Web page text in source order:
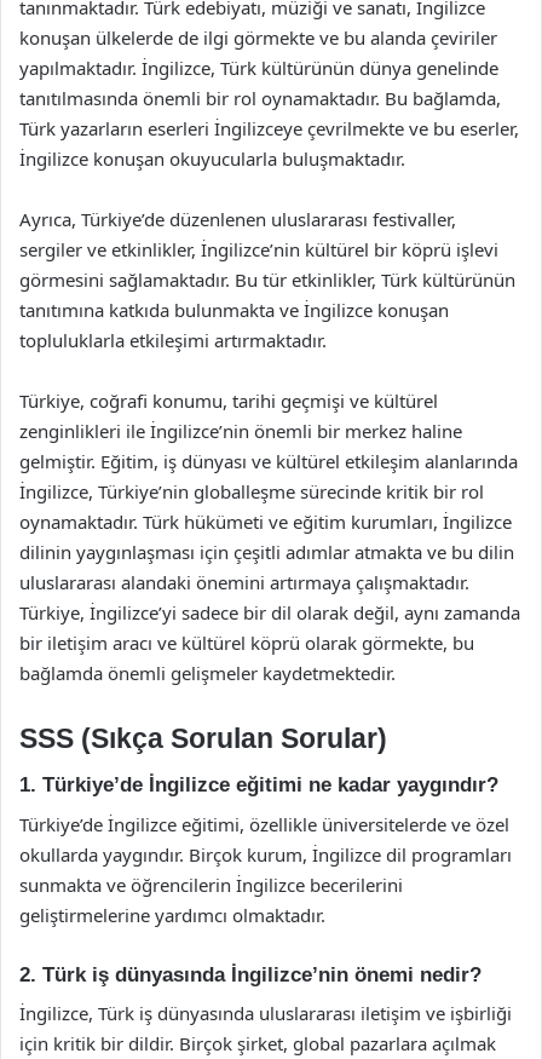
tanınmaktadır. Türk edebiyatı, müziği ve sanatı, İngilizce
konuşan ülkelerde de ilgi görmekte ve bu alanda çeviriler
yapılmaktadır. İngilizce, Türk kültürünün dünya genelinde
tanıtılmasında önemli bir rol oynamaktadır. Bu bağlamda,
Türk yazarların eserleri İngilizceye çevrilmekte ve bu eserler,
İngilizce konuşan okuyucularla buluşmaktadır.
Ayrıca, Türkiye’de düzenlenen uluslararası festivaller,
sergiler ve etkinlikler, İngilizce’nin kültürel bir köprü işlevi
görmesini sağlamaktadır. Bu tür etkinlikler, Türk kültürünün
tanıtımına katkıda bulunmakta ve İngilizce konuşan
topluluklarla etkileşimi artırmaktadır.
Türkiye, coğrafi konumu, tarihi geçmişi ve kültürel
zenginlikleri ile İngilizce’nin önemli bir merkez haline
gelmiştir. Eğitim, iş dünyası ve kültürel etkileşim alanlarında
İngilizce, Türkiye’nin globalleşme sürecinde kritik bir rol
oynamaktadır. Türk hükümeti ve eğitim kurumları, İngilizce
dilinin yaygınlaşması için çeşitli adımlar atmakta ve bu dilin
uluslararası alandaki önemini artırmaya çalışmaktadır.
Türkiye, İngilizce’yi sadece bir dil olarak değil, aynı zamanda
bir iletişim aracı ve kültürel köprü olarak görmekte, bu
bağlamda önemli gelişmeler kaydetmektedir.
SSS (Sıkça Sorulan Sorular)
1. Türkiye’de İngilizce eğitimi ne kadar yaygındır?
Türkiye’de İngilizce eğitimi, özellikle üniversitelerde ve özel
okullarda yaygındır. Birçok kurum, İngilizce dil programları
sunmakta ve öğrencilerin İngilizce becerilerini
geliştirmelerine yardımcı olmaktadır.
2. Türk iş dünyasında İngilizce’nin önemi nedir?
İngilizce, Türk iş dünyasında uluslararası iletişim ve işbirliği
için kritik bir dildir. Birçok şirket, global pazarlara açılmak